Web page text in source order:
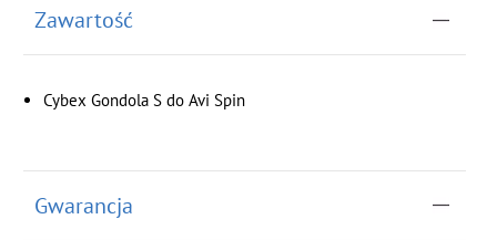
Zawartość
Cybex Gondola S do Avi Spin
Gwarancja